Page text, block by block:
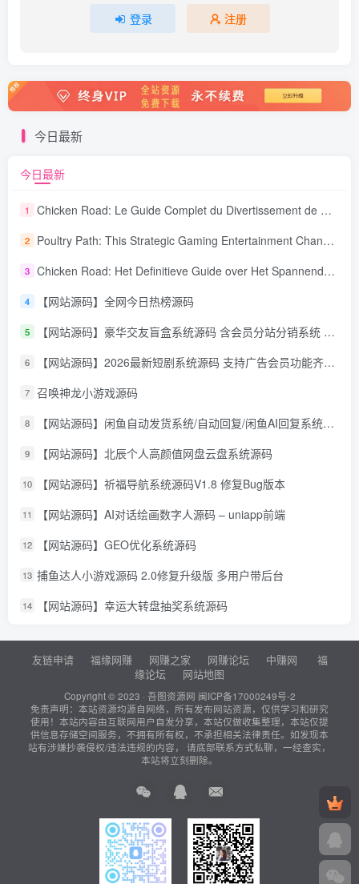
登录 注册
今日最新
今日最新
1 Chicken Road: Le Guide Complet du Divertissement de Maison de Jeu Stratégique
2 Poultry Path: This Strategic Gaming Entertainment Changing Sequence Forecasting
3 Chicken Road: Het Definitieve Guide over Het Spannende Gokspel
4 【网站源码】全网今日热榜源码
5 【网站源码】豪华交友盲盒系统源码 含会员分站分销系统 可易支付
6 【网站源码】2026最新短剧系统源码 支持广告会员功能齐全短剧源码
7 召唤神龙小游戏源码
8 【网站源码】闲鱼自动发货系统/自动回复/闲鱼AI回复系统源码
9 【网站源码】北辰个人高颜值网盘云盘系统源码
10 【网站源码】祈福导航系统源码V1.8 修复Bug版本
11 【网站源码】AI对话绘画数字人源码 – uniapp前端
12 【网站源码】GEO优化系统源码
13 捕鱼达人小游戏源码 2.0修复升级版 多用户带后台
14 【网站源码】幸运大转盘抽奖系统源码
友链申请 福缘网赚 网赚之家 网赚论坛 中赚网
福
缘论坛
网站地图
Copyright © 2023 · 吾图资源网 闽ICP备17000249号-2
免责声明：本站资源均源自网络，所有发布网站资源，仅供学习和研究
使用！本站内容由互联网用户自发分享，本站仅做收集整理，本站仅提
供信息存储空间服务，不拥有所有权，不承担相关法律责任。如发现本
站有涉嫌抄袭侵权/违法违规的内容， 请底部联系方式私聊，一经查实，
本站将立刻删除。